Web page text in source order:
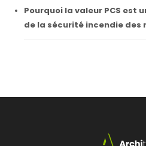
Pourquoi la valeur PCS
de la sécurité incendie